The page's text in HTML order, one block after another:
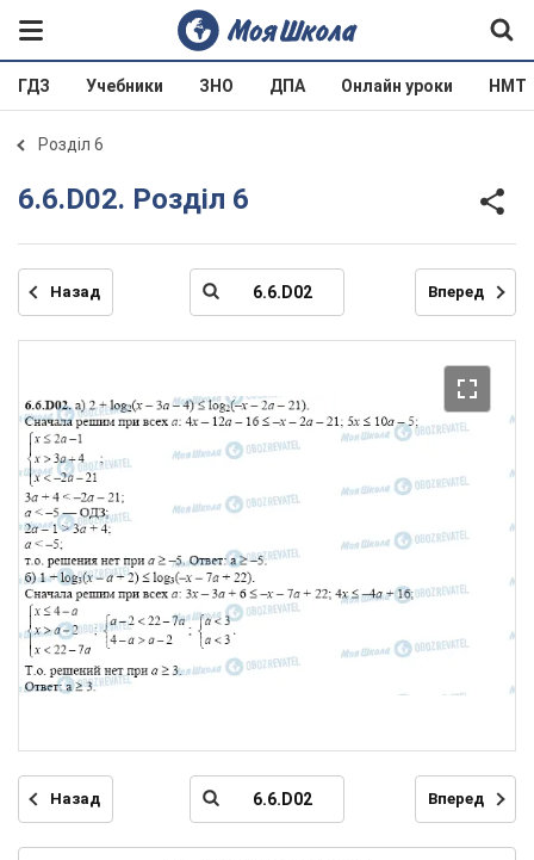
ГДЗ Учебники ЗНО ДПА Онлайн уроки НМТ
Розділ 6
6.6.D02. Розділ 6
Назад Вперед
Назад Вперед